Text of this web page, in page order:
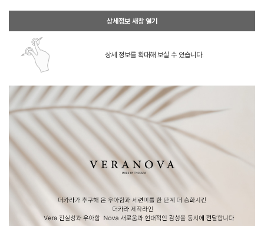
상세정보 새창 열기
상세 정보를 확대해 보실 수 있습니다.